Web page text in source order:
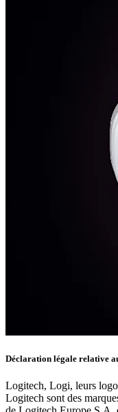
Déclaration légale relative
Logitech, Logi, leurs
Logitech sont des